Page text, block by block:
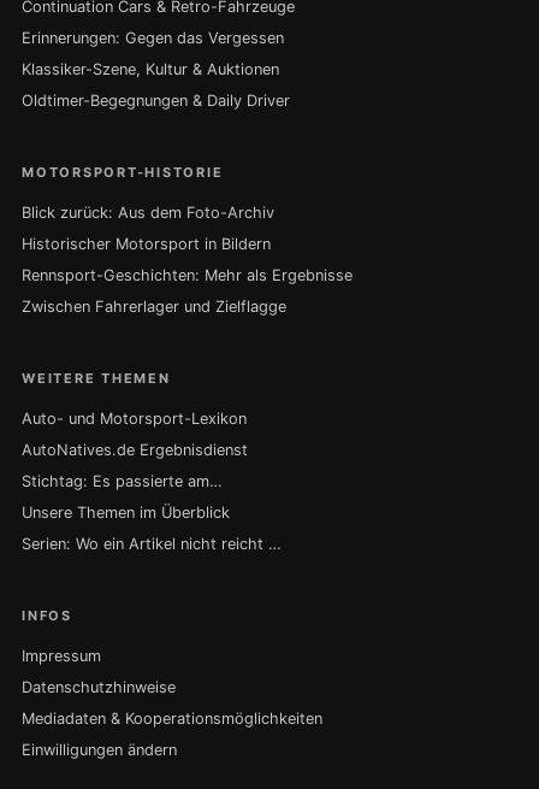
Continuation Cars & Retro-Fahrzeuge
Erinnerungen: Gegen das Vergessen
Klassiker-Szene, Kultur & Auktionen
Oldtimer-Begegnungen & Daily Driver
MOTORSPORT-HISTORIE
Blick zurück: Aus dem Foto-Archiv
Historischer Motorsport in Bildern
Rennsport-Geschichten: Mehr als Ergebnisse
Zwischen Fahrerlager und Zielflagge
WEITERE THEMEN
Auto- und Motorsport-Lexikon
AutoNatives.de Ergebnisdienst
Stichtag: Es passierte am…
Unsere Themen im Überblick
Serien: Wo ein Artikel nicht reicht …
INFOS
Impressum
Datenschutzhinweise
Mediadaten & Kooperationsmöglichkeiten
Einwilligungen ändern